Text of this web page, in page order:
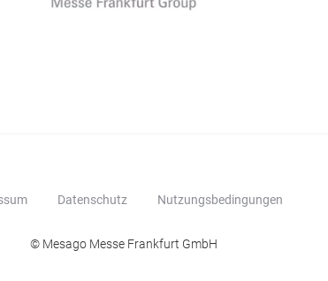
Datenschutz Nutzungsbedingungen
© Mesago Messe Frankfurt GmbH